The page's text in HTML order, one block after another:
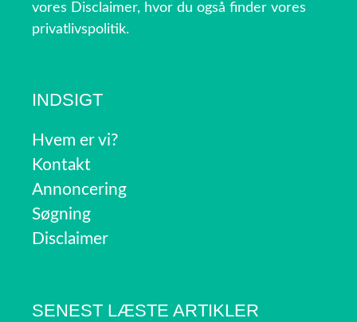
vores Disclaimer, hvor du også finder vores
privatlivspolitik.
INDSIGT
Hvem er vi?
Kontakt
Annoncering
Søgning
Disclaimer
SENEST LÆSTE ARTIKLER